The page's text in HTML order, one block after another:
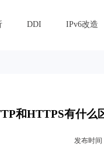
DDI IPv6改造
和HTTPS有什么
发布时间